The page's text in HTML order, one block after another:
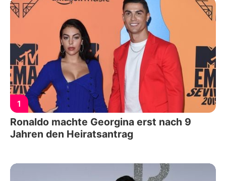
1
Ronaldo machte Georgina erst nach 9
Jahren den Heiratsantrag